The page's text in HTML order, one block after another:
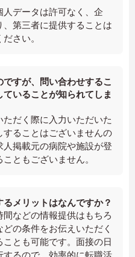
データは許可なく、企
第三者に提供することは
さい。
すが、問い合わせするこ
いることが知られてしま
だく際に入力いただいた
ることはございませんの
掲載元の病院や施設が登
ともございません。
メリットはなんですか？
などの情報提供はもちろ
の条件をお伝えいただく
とも可能です。面接の日
るので、効率的に転職活